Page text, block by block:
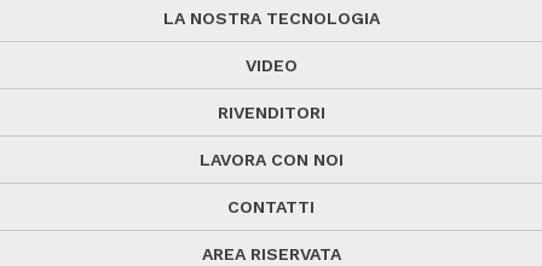
LA NOSTRA TECNOLOGIA
VIDEO
RIVENDITORI
LAVORA CON NOI
CONTATTI
AREA RISERVATA